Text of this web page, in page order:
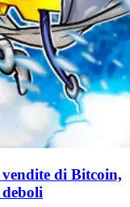
di Bitcoin,